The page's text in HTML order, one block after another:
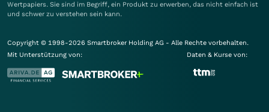
Wertpapiers. Sie sind im Begriff, ein Produkt zu erwerben, das nicht einfach ist
und schwer zu verstehen sein kann.
Copyright © 1998-2026 Smartbroker Holding AG - Alle Rechte vorbehalten.
Mit Unterstützung von:
Daten & Kurse von: